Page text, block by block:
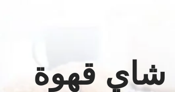
شاي قهوة